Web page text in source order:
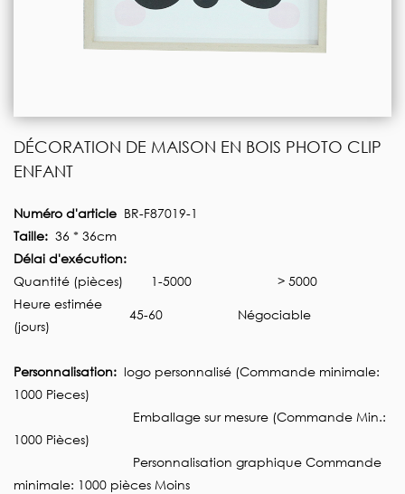
DÉCORATION DE MAISON EN BOIS PHOTO CLIP
ENFANT
Numéro d'article BR-F87019-1
Taille: 36 * 36cm
Délai d'exécution:
Quantité (pièces)
1-5000
> 5000
Heure estimée
(jours)
45-60 Négociable
Personnalisation: logo personnalisé (Commande minimale:
1000 Pieces)
Emballage sur mesure (Commande Min.:
1000 Pièces)
Personnalisation graphique Commande
minimale: 1000 pièces Moins